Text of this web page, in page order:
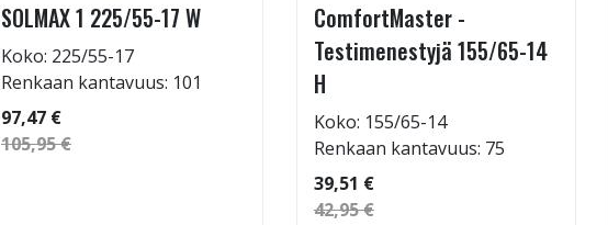
SOLMAX 1 225/55-17 W
Koko: 225/55-17
Renkaan kantavuus: 101
97,47 €
105,95 €
ComfortMaster -
Testimenestyjä 155/65-14
H
Koko: 155/65-14
Renkaan kantavuus: 75
39,51 €
42,95 €